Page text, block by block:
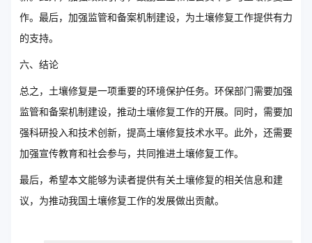
作。最后，加强监管和备案机制建设，为土壤修复工作提供有力
的支持。
六、结论
总之，土壤修复是一项重要的环境保护任务。环保部门需要加强
监管和备案机制建设，推动土壤修复工作的开展。同时，需要加
强科研投入和技术创新，提高土壤修复技术水平。此外，还需要
加强宣传教育和社会参与，共同推进土壤修复工作。
最后，希望本文能够为读者提供有关土壤修复的相关信息和建
议，为推动我国土壤修复工作的发展做出贡献。